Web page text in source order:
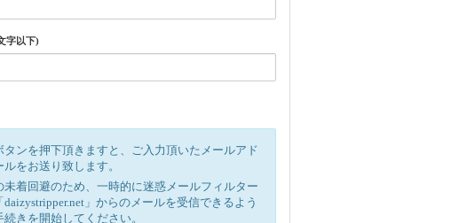
字以下)
タンを押下頂きますと、ご入力頂いたメールアド
をお送り致します。
着回避のため、一時的に迷惑メールフィルター
」からのメールを受信できるよう
きを開始してください。